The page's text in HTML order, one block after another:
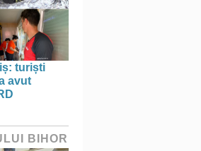
turiști
avut
BIHOR